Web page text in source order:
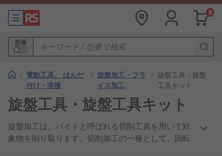
0
型番
/ 電動工具、 はんだ
付け・溶接
/ 旋盤加工・フラ
イス加工
/ 旋盤工具・旋盤
工具キット
旋盤工具・旋盤工具キット
旋盤加工は、バイトと呼ばれる切削工具を用いて対
象物を削り取ります。切削加工の一種として、回転